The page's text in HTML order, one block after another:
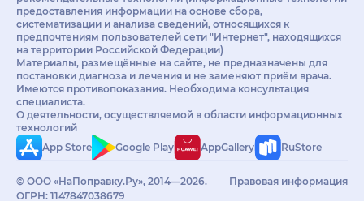
предоставления информации на основе сбора,
систематизации и анализа сведений, относящихся к
предпочтениям пользователей сети "Интернет", находящихся
на территории Российской Федерации)
Материалы, размещённые на сайте, не предназначены для
постановки диагноза и лечения и не заменяют приём врача.
Имеются противопоказания. Необходима консультация
специалиста.
О деятельности, осуществляемой в области информационных
технологий
App Store
Google Play AppGallery RuStore
© ООО «НаПоправку.Ру», 2014—2026.
ОГРН: 1147847038679
Правовая информация